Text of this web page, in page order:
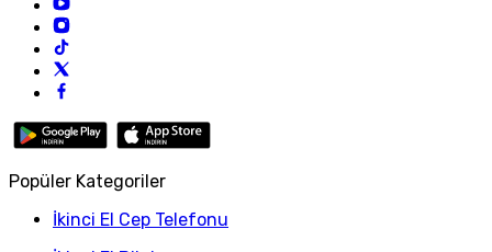
Popüler Kategoriler
İkinci El Cep Telefonu